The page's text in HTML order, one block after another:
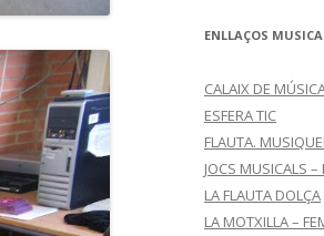
ENLLAÇOS
CALAIX DE
ESFERA TIC
FLAUTA.
JOCS MUSICALS
LA FLAUTA DOLÇA
LA MOTXILLA –